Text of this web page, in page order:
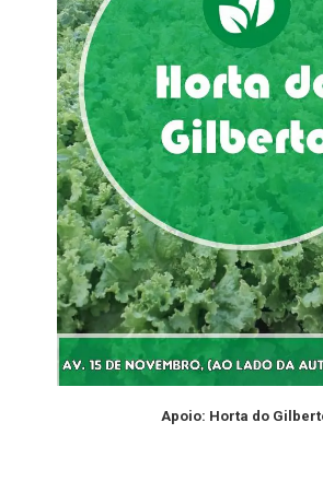
Apoio: Horta do